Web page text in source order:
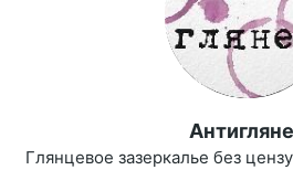
Глянцевое зазеркалье без